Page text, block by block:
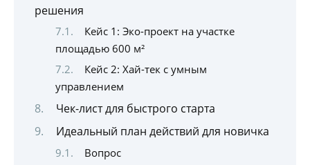
решения
Кейс 1: Эко-проект на участке
площадью 600 м²
Кейс 2: Хай-тек с умным
управлением
Чек-лист для быстрого старта
Идеальный план действий для новичка
Вопрос